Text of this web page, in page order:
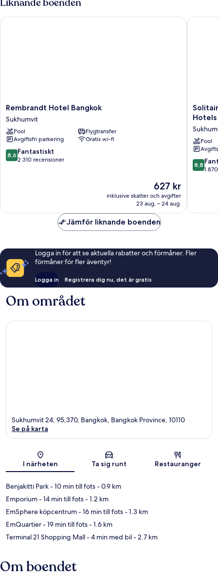
Rembrandt
Hotel
Bangkok
Sukhumvit
Rembrandt Hotel Bangkok
Sukhumvit
Pool
Flygtransfer
Avgiftsfri parkering
Gratis wi-fi
8.6
av
8,6 Fantastiskt
2 310 recensioner
Priset
är
627 kr
627 kr
inklusive skatter och avgifter
23 aug. – 24 aug.
Rembrandt Hotel Bangkok
Solitaire
11
by
Hotels
Hotels
Pool
8.8
av
8,8
1
Solitaire
Jämför liknande boenden
Logga in för att se aktuella rabatter och förmåner. Fler
förmåner för fler äventyr!
Logga in Registrera dig nu, det är gratis
Om området
Karta
Sukhumvit 24, 95,370, Bangkok, Bangkok Province, 10110
Se på karta
I närheten Ta sig runt Restauranger
Benjakitti Park- 10 min till fots- 0.9 km
Emporium- 14 min till fots- 1.2 km
EmSphere köpcentrum- 16 min till fots- 1.3 km
EmQuartier- 19 min till fots- 1.6 km
Terminal 21 Shopping Mall- 4 min med bil- 2.7 km
Om boendet